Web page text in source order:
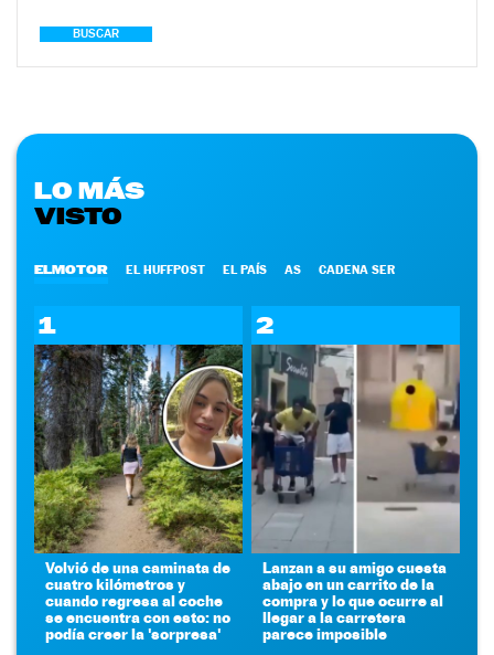
BUSCAR
LO MÁS
VISTO
ELMOTOR EL HUFFPOST EL PAÍS AS CADENA SER
1
Volvió de una caminata de
cuatro kilómetros y
cuando regresa al coche
se encuentra con esto: no
podía creer la 'sorpresa'
2
Lanzan a su amigo cuesta
abajo en un carrito de la
compra y lo que ocurre al
llegar a la carretera
parece imposible